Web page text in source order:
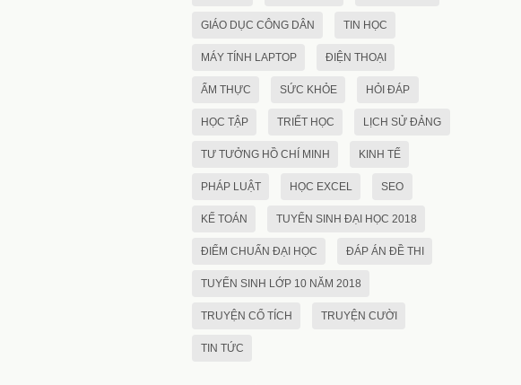
GIÁO DỤC CÔNG DÂN TIN HỌC
MÁY TÍNH LAPTOP ĐIỆN THOẠI
ẨM THỰC SỨC KHỎE HỎI ĐÁP
HỌC TẬP TRIẾT HỌC LỊCH SỬ ĐẢNG
TƯ TƯỞNG HỒ CHÍ MINH KINH TẾ
PHÁP LUẬT HỌC EXCEL SEO
KẾ TOÁN TUYỂN SINH ĐẠI HỌC 2018
ĐIỂM CHUẨN ĐẠI HỌC ĐÁP ÁN ĐỀ THI
TUYỂN SINH LỚP 10 NĂM 2018
TRUYỆN CỔ TÍCH TRUYỆN CƯỜI
TIN TỨC